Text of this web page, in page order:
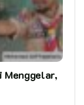
Menggelar,